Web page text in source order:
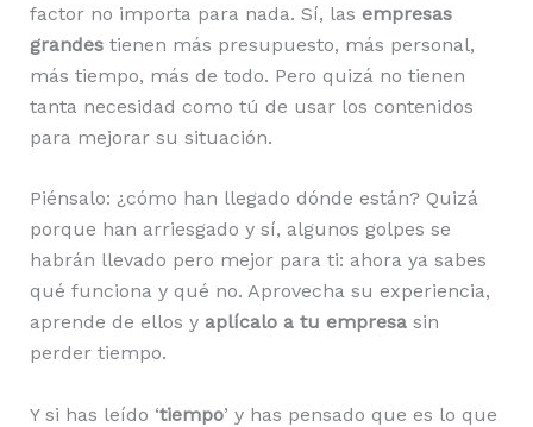
factor no importa para nada. Sí, las empresas
grandestienen más presupuesto, más personal,
más tiempo, más de todo. Pero quizá no tienen
tanta necesidad como tú de usar los contenidos
para mejorar su situación.
Piénsalo: ¿cómo han llegado dónde están? Quizá
porque han arriesgado y sí, algunos golpes se
habrán llevado pero mejor para ti: ahora ya sabes
qué funciona y qué no. Aprovecha su experiencia,
aprende de ellos y aplícalo a tu empresasin
perder tiempo.
Y si has leído ‘tiempo’ y has pensado que es lo que